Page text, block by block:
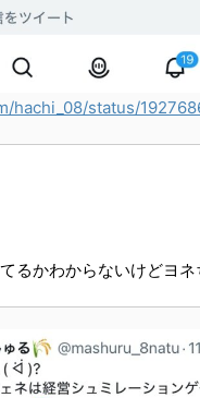
hachi_08/status/
るかわからないけどヨネ